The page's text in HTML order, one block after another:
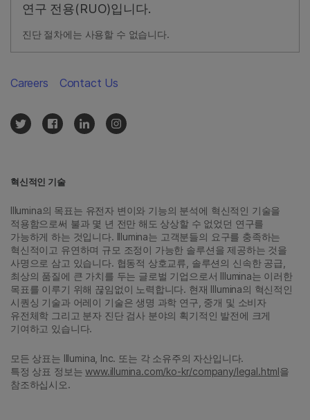
연구 전용(RUO)입니다.
진단 절차에는 사용할 수 없습니다.
혁신적인 기술
Illumina의 목표는 유전자 변이와 기능의 분석에 혁신적인 기술을
적용함으로써 불과 몇 년 전만 해도 상상할 수 없었던 연구를
가능하게 하는 것입니다. Illumina는 고객분들의 요구를 충족하는
혁신적이고 유연하며 규모 조정이 가능한 솔루션을 제공하는 것을
사명으로 삼고 있습니다. 협동적 상호교류, 솔루션의 신속한 공급,
최상의 품질에 큰 가치를 두는 글로벌 기업으로서 Illumina는 이러한
목표를 이루기 위해 끊임없이 노력합니다. 현재 Illumina의 혁신적인
시퀀싱 기술과 어레이 기술은 생명 과학 연구, 중개 및 소비자
유전체학 그리고 분자 진단 검사 분야의 획기적인 발전에 크게
기여하고 있습니다.
모든 상표는 Illumina, Inc. 또는 각 소유주의 자산입니다.
특정 상표 정보는www.illumina.com/ko-kr/company/legal.html을
참조하십시오.
Careers Contact Us